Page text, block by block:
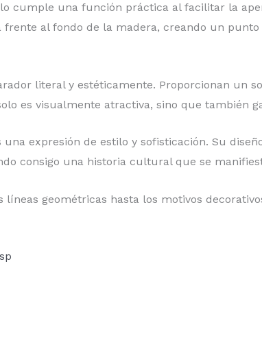
cumple una función práctica al facilitar la
al fondo de la madera, creando un
literal y estéticamente. Proporcionan un
es visualmente atractiva, sino que también
expresión de estilo y sofisticación. Su
consigo una historia cultural que se
líneas geométricas hasta los motivos